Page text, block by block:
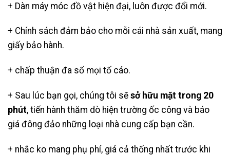
+ Dàn máy móc đồ vật hiện đại, luôn được đổi mới.
+ Chính sách đảm bảo cho mỗi cái nhà sản xuất, mang
giấy bảo hành.
+ chấp thuận đa số mọi tố cáo.
+ Sau lúc bạn gọi, chúng tôi sẽ sở hữu mặt trong 20
phút, tiến hành thăm dò hiện trường ốc công và báo
giá đông đảo những loại nhà cung cấp bạn cần.
+ nhắc ko mang phụ phí, giá cả thống nhất trước khi